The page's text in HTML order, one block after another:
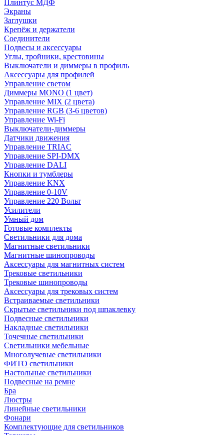
Плинтус МДФ
Экраны
Заглушки
Крепёж и держатели
Соединители
Подвесы и аксессуары
Углы, тройники, крестовины
Выключатели и диммеры в профиль
Аксессуары для профилей
Управление светом
Диммеры MONO (1 цвет)
Управление MIX (2 цвета)
Управление RGB (3-6 цветов)
Управление Wi-Fi
Выключатели-диммеры
Датчики движения
Управление TRIAC
Управление SPI-DMX
Управление DALI
Кнопки и тумблеры
Управление KNX
Управление 0-10V
Управление 220 Вольт
Усилители
Умный дом
Готовые комплекты
Светильники для дома
Магнитные светильники
Магнитные шинопроводы
Аксессуары для магнитных систем
Трековые светильники
Трековые шинопроводы
Аксессуары для трековых систем
Встраиваемые светильники
Скрытые светильники под шпаклевку
Подвесные светильники
Накладные светильники
Точечные светильники
Светильники мебельные
Многолучевые светильники
ФИТО светильники
Настольные светильники
Подвесные на ремне
Бра
Люстры
Линейные светильники
Фонари
Комплектующие для светильников